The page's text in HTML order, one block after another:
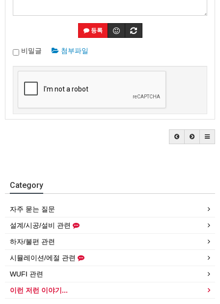
등록
비밀글 첨부파일
Category
자주 묻는 질문
설계/시공/설비 관련
하자/불편 관련
시뮬레이션/에절 관련
WUFI 관련
이런 저런 이야기...